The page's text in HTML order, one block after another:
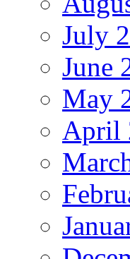
July
June
May
April